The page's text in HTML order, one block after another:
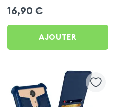
Noir pour Huawei P60 Pro
16,90 €
AJOUTER